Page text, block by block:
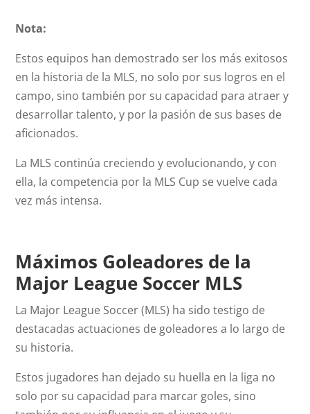
Nota:
Estos equipos han demostrado ser los más exitosos
en la historia de la MLS, no solo por sus logros en el
campo, sino también por su capacidad para atraer y
desarrollar talento, y por la pasión de sus bases de
aficionados.
La MLS continúa creciendo y evolucionando, y con
ella, la competencia por la MLS Cup se vuelve cada
vez más intensa.
Máximos Goleadores de la
Major League Soccer MLS
La Major League Soccer (MLS) ha sido testigo de
destacadas actuaciones de goleadores a lo largo de
su historia.
Estos jugadores han dejado su huella en la liga no
solo por su capacidad para marcar goles, sino